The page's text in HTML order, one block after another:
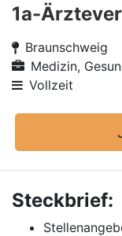
1a-
Braunschweig
Medizin,
Vollzeit
Steckbrief: